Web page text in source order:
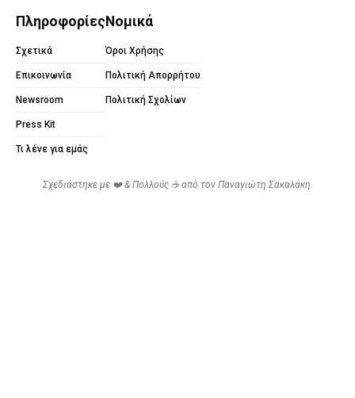
Πληροφορίες
Σχετικά
Επικοινωνία
Newsroom
Press Kit
Τι λένε για εμάς
Νομικά
Όροι Χρήσης
Πολιτική Απορρήτου
Πολιτική Σχολίων
Σχεδιάστηκε με ❤️ & Πολλούς ☕ από τον Παναγιώτη Σακαλάκη